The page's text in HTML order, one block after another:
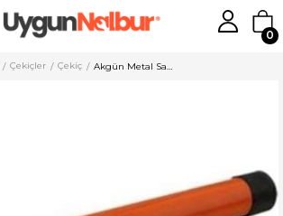
0
Çekiçler Çekiç